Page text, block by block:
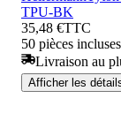
TPU-BK
35,48 €TTC
50 pièces incluses
Livraison au
Afficher les